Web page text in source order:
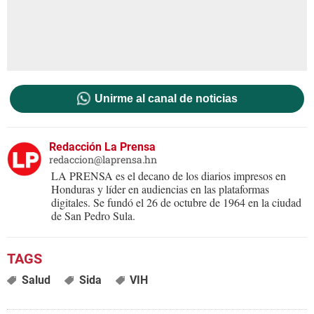
Unirme al canal de noticias
Redacción La Prensa
redaccion@laprensa.hn
LA PRENSA es el decano de los diarios impresos en
Honduras y líder en audiencias en las plataformas
digitales. Se fundó el 26 de octubre de 1964 en la ciudad
de San Pedro Sula.
Salud Sida VIH